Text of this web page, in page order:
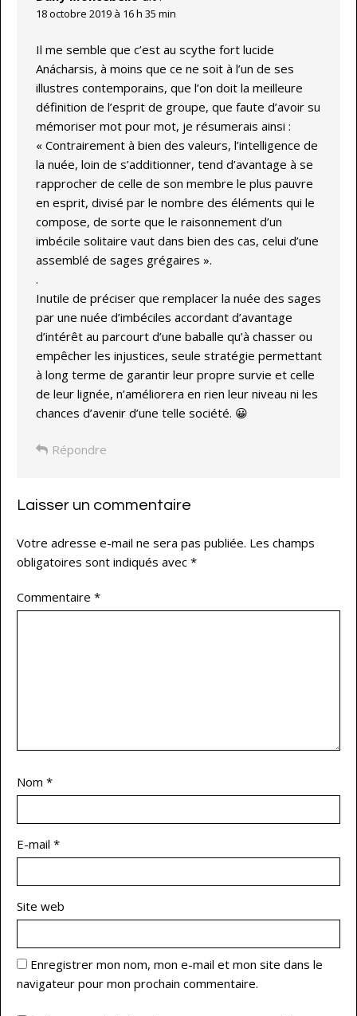
18 octobre 2019 à 16 h 35 min
Il me semble que c’est au scythe fort lucide
Anácharsis, à moins que ce ne soit à l’un de ses
illustres contemporains, que l’on doit la meilleure
définition de l’esprit de groupe, que faute d’avoir su
mémoriser mot pour mot, je résumerais ainsi :
« Contrairement à bien des valeurs, l’intelligence de
la nuée, loin de s’additionner, tend d’avantage à se
rapprocher de celle de son membre le plus pauvre
en esprit, divisé par le nombre des éléments qui le
compose, de sorte que le raisonnement d’un
imbécile solitaire vaut dans bien des cas, celui d’une
assemblé de sages grégaires ».
.
Inutile de préciser que remplacer la nuée des sages
par une nuée d’imbéciles accordant d’avantage
d’intérêt au parcourt d’une baballe qu’à chasser ou
empêcher les injustices, seule stratégie permettant
à long terme de garantir leur propre survie et celle
de leur lignée, n’améliorera en rien leur niveau ni les
chances d’avenir d’une telle société. 😀
Répondre
Laisser un commentaire
Votre adresse e-mail ne sera pas publiée. Les champs
obligatoires sont indiqués avec *
Commentaire *
Nom *
E-mail *
Site web
Enregistrer mon nom, mon e-mail et mon site dans le
navigateur pour mon prochain commentaire.